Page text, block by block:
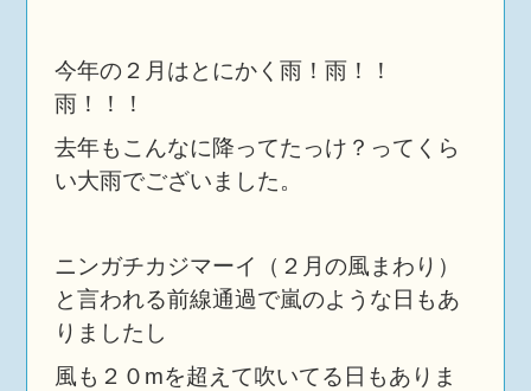
今年の２月はとにかく雨！雨！！
雨！！！
去年もこんなに降ってたっけ？ってくら
い大雨でございました。
ニンガチカジマーイ（２月の風まわり）
と言われる前線通過で嵐のような日もあ
りましたし
風も２０mを超えて吹いてる日もありま